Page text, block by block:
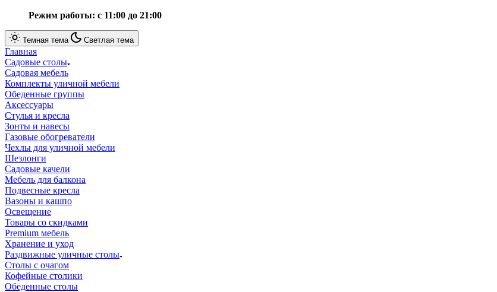
Режим работы: с 11:00 до 21:00
Темная тема Светлая тема
Главная
Садовые столы
Cадовая мебель
Комплекты уличной мебели
Обеденные группы
Аксессуары
Стулья и кресла
Зонты и навесы
Газовые обогреватели
Чехлы для уличной мебели
Шезлонги
Садовые качели
Мебель для балкона
Подвесные кресла
Вазоны и кашпо
Освещение
Товары со скидками
Premium мебель
Хранение и уход
Раздвижные уличные столы
Столы с очагом
Кофейные столики
Обеденные столы